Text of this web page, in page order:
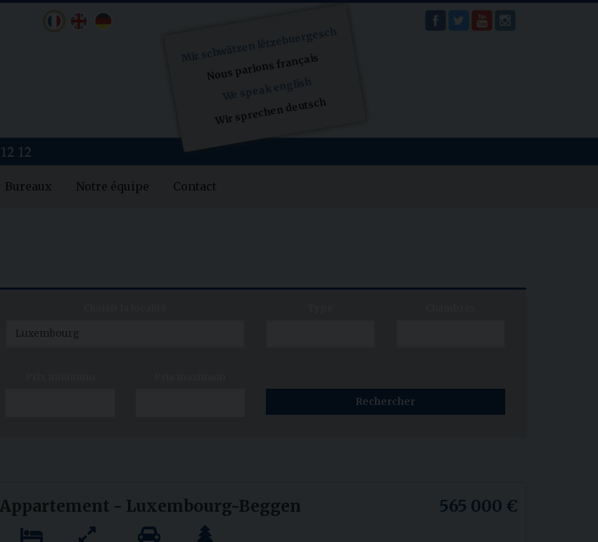
Mir schwätzen lëtzebuergesch
Nous parlons français
Wir sprechen deutsch
Bureaux Notre équipe Contact
Appartement - Luxembourg-Beggen 565 000 €